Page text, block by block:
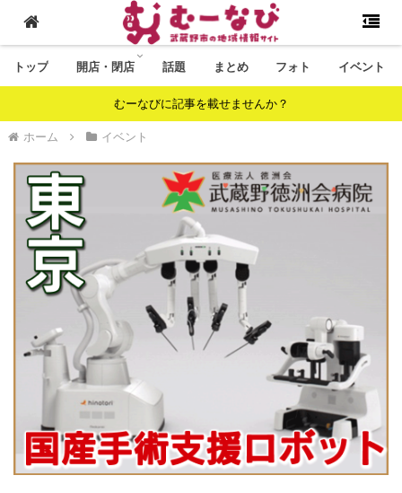
トップ 開店・閉店 話題 まとめ フォト イベント
むーなびに記事を載せませんか？
ホーム イベント